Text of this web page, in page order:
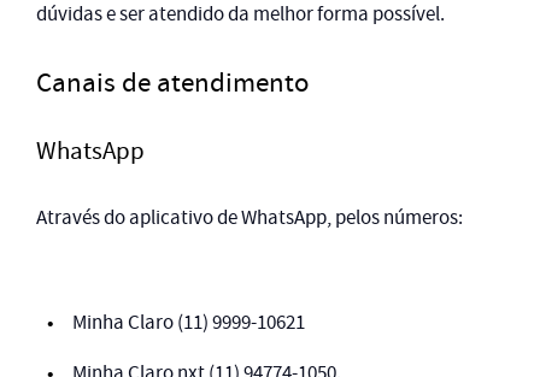
dúvidas e ser atendido da melhor forma possível.
Canais de atendimento
WhatsApp
Através do aplicativo de WhatsApp, pelos números:
Minha Claro (11) 9999-10621